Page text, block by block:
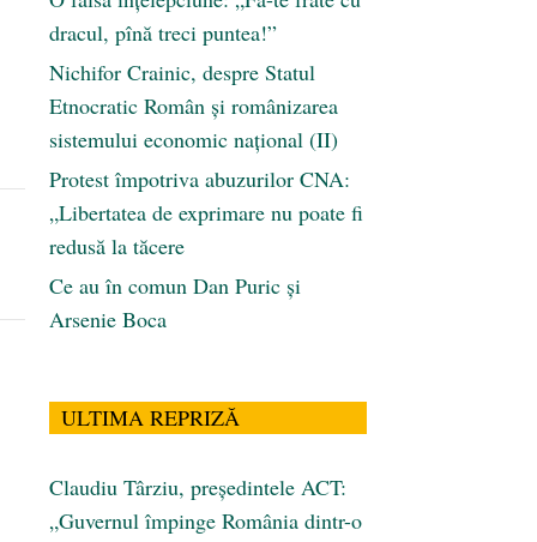
dracul, pînă treci puntea!”
Nichifor Crainic, despre Statul
Etnocratic Român şi românizarea
sistemului economic naţional (II)
Protest împotriva abuzurilor CNA:
„Libertatea de exprimare nu poate fi
redusă la tăcere
Ce au în comun Dan Puric şi
Arsenie Boca
ULTIMA REPRIZĂ
Claudiu Târziu, președintele ACT:
„Guvernul împinge România dintr-o